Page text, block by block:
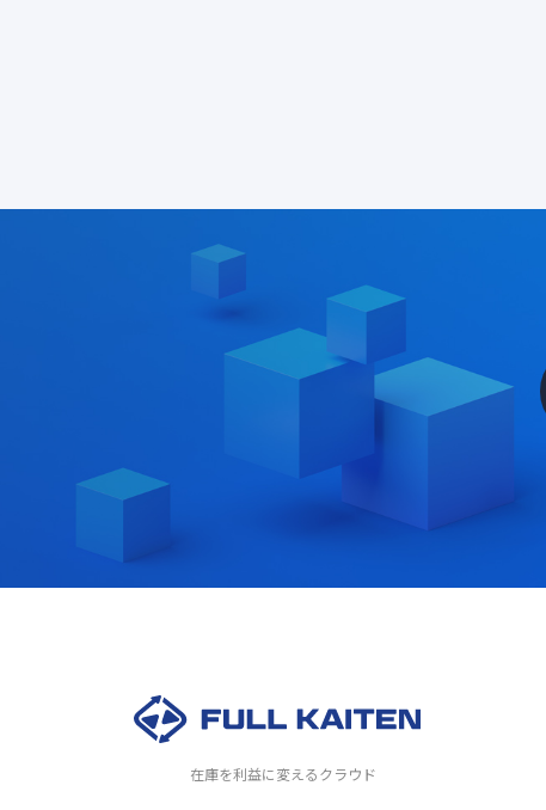
在庫を利益に変えるクラウド